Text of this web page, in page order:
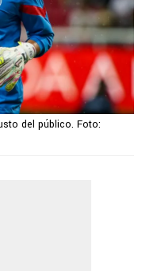
del público. Foto: